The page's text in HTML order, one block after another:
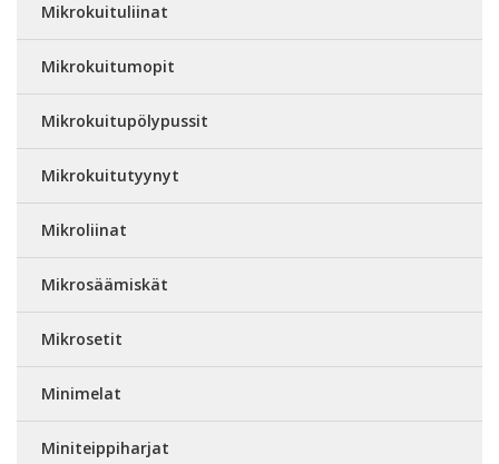
Mikrokuituliinat
Mikrokuitumopit
Mikrokuitupölypussit
Mikrokuitutyynyt
Mikroliinat
Mikrosäämiskät
Mikrosetit
Minimelat
Miniteippiharjat